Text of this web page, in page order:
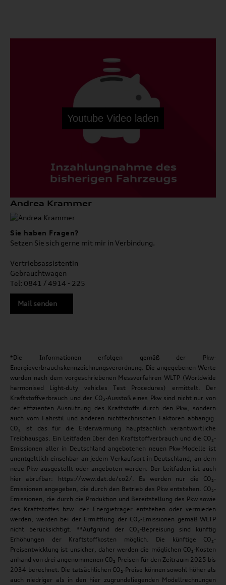
Andrea Krammer
Sie haben Fragen?
Setzen Sie sich gerne mit mir in Verbindung.
Vertriebsassistentin
Gebrauchtwagen
Tel: 0841 / 4914 - 225
Mail senden
*Die Informationen erfolgen gemäß der Pkw-
Energieverbrauchskennzeichnungsverordnung. Die angegebenen Werte
wurden nach dem vorgeschriebenen Messverfahren WLTP (Worldwide
harmonised Light-duty vehicles Test Procedures) ermittelt. Der
Kraftstoffverbrauch und der CO₂-Ausstoß eines Pkw sind nicht nur von
der effizienten Ausnutzung des Kraftstoffs durch den Pkw, sondern
auch vom Fahrstil und anderen nichttechnischen Faktoren abhängig.
CO₂ ist das für die Erderwärmung hauptsächlich verantwortliche
Treibhausgas. Ein Leitfaden über den Kraftstoffverbrauch und die CO₂-
Emissionen aller in Deutschland angebotenen neuen Pkw-Modelle ist
unentgeltlich einsehbar an jedem Verkaufsort in Deutschland, an dem
neue Pkw ausgestellt oder angeboten werden. Der Leitfaden ist auch
hier abrufbar: https://www.dat.de/co2/. Es werden nur die CO₂-
Emissionen angegeben, die durch den Betrieb des Pkw entstehen. CO₂-
Emissionen, die durch die Produktion und Bereitstellung des Pkw sowie
des Kraftstoffes bzw. der Energieträger entstehen oder vermieden
werden, werden bei der Ermittlung der CO₂-Emissionen gemäß WLTP
nicht berücksichtigt. **Aufgrund der CO₂-Bepreisung sind künftig
Erhöhungen der Kraftstoffkosten möglich. Die künftige CO₂-
Preisentwicklung ist unsicher, daher werden die möglichen CO₂-Kosten
anhand von drei angenommenen CO₂-Preisen für den Zeitraum 2025 bis
2034 berechnet. Die tatsächlichen CO₂-Preise können sowohl höher als
auch niedriger als in den hier zugrundeliegenden Modellrechnungen